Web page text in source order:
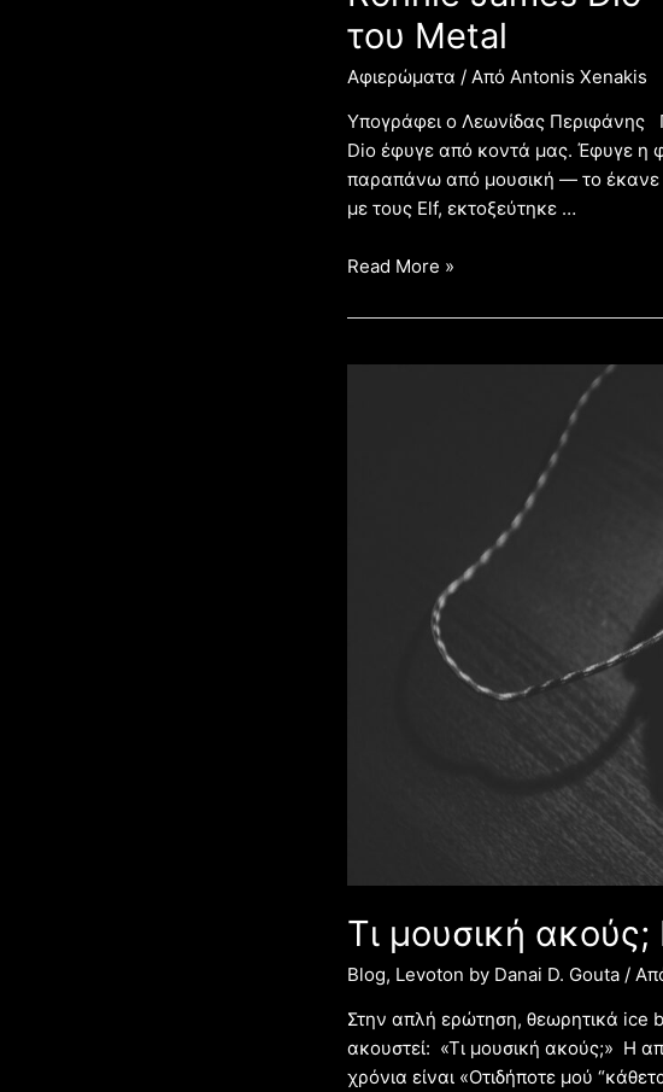
του Metal
Αφιερώματα / Από Antonis Xenakis
Υπογράφει ο Λεωνίδας Περιφάνης
Dio έφυγε από κοντά μας. Έφυγε η
παραπάνω από μουσική — το έκανε
με τους Elf, εκτοξεύτηκε …
Read More »
Τι μουσική
Blog, Levoton by Danai D. Gouta /
Στην απλή ερώτηση, θεωρητικά ice
ακουστεί: «Τι μουσική ακούς;» Η
χρόνια είναι «Οτιδήποτε μού